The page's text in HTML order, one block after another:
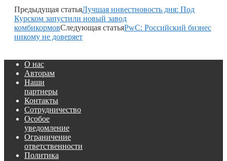
Предыдущая статьяЛучшая инвестновость дня: Под
Курском запустили новый завод
комбикормовСледующая статьяPwC: Российский бизнес
никому не доверяет
О нас
Авторам
Наши
партнеры
Контакты
Сотрудничество
Особое
уведомление
Ограничение
ответственности
Политика